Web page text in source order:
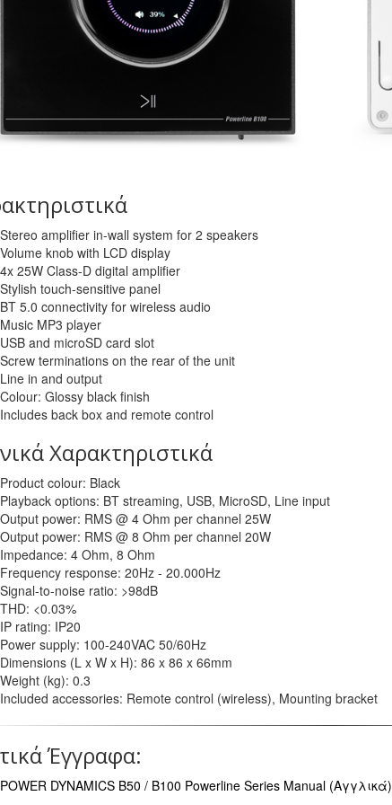
Stereo amplifier in-wall system for 2 speakers
Volume knob with LCD display
4x 25W Class-D digital amplifier
Stylish touch-sensitive panel
BT 5.0 connectivity for wireless audio
Music MP3 player
USB and microSD card slot
Screw terminations on the rear of the unit
Line in and output
Colour: Glossy black finish
Includes back box and remote control
Χαρακτηριστικά
Product colour: Black
Playback options: BT streaming, USB, MicroSD, Line input
Output power: RMS @ 4 Ohm per channel 25W
Output power: RMS @ 8 Ohm per channel 20W
Impedance: 4 Ohm, 8 Ohm
Frequency response: 20Hz - 20.000Hz
Signal-to-noise ratio: >98dB
THD: <0.03%
IP rating: IP20
Power supply: 100-240VAC 50/60Hz
Dimensions (L x W x H): 86 x 86 x 66mm
Weight (kg): 0.3
Included accessories: Remote control (wireless), Mounting bracket
Έγγραφα:
POWER DYNAMICS B50 / B100 Powerline Series Manual (Αγγλικά)